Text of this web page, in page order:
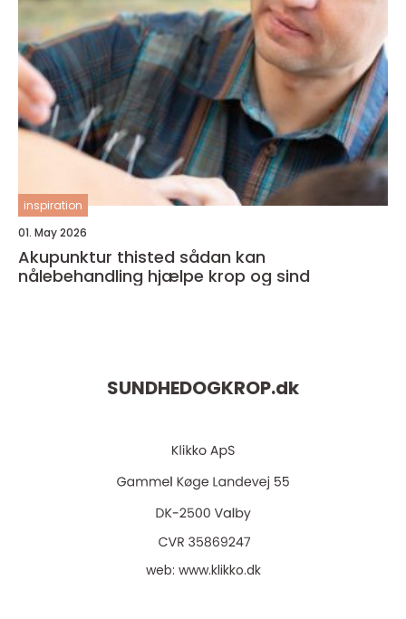
inspiration
01. May 2026
Akupunktur thisted sådan kan
nålebehandling hjælpe krop og sind
SUNDHEDOGKROP.dk
web: www.klikko.dk